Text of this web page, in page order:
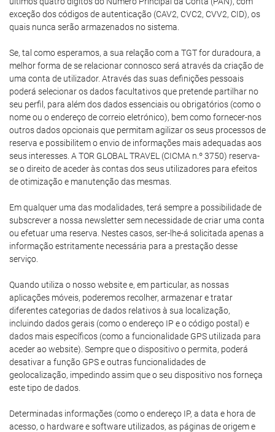
exceção dos códigos de autenticação (CAV2, CVC2, CVV2, CID), os
quais nunca serão armazenados no sistema.
Se, tal como esperamos, a sua relação com a TGT for duradoura, a
melhor forma de se relacionar connosco será através da criação de
uma conta de utilizador. Através das suas definições pessoais
poderá selecionar os dados facultativos que pretende partilhar no
seu perfil, para além dos dados essenciais ou obrigatórios (como o
nome ou o endereço de correio eletrónico), bem como fornecer-nos
outros dados opcionais que permitam agilizar os seus processos de
reserva e possibilitem o envio de informações mais adequadas aos
seus interesses. A TOR GLOBAL TRAVEL (CICMA n.º 3750) reserva-
se o direito de aceder às contas dos seus utilizadores para efeitos
de otimização e manutenção das mesmas.
Em qualquer uma das modalidades, terá sempre a possibilidade de
subscrever a nossa newsletter sem necessidade de criar uma conta
ou efetuar uma reserva. Nestes casos, ser-lhe-á solicitada apenas a
informação estritamente necessária para a prestação desse
serviço.
Quando utiliza o nosso website e, em particular, as nossas
aplicações móveis, poderemos recolher, armazenar e tratar
diferentes categorias de dados relativos à sua localização,
incluindo dados gerais (como o endereço IP e o código postal) e
dados mais específicos (como a funcionalidade GPS utilizada para
aceder ao website). Sempre que o dispositivo o permita, poderá
desativar a função GPS e outras funcionalidades de
geolocalização, impedindo assim que o seu dispositivo nos forneça
este tipo de dados.
Determinadas informações (como o endereço IP, a data e hora de
acesso, o hardware e software utilizados, as páginas de origem e